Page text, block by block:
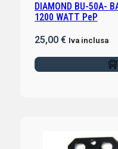
DIAMOND BU-50A- BALUN 1:1 PER DIPOLI 1.7-40 MHz
1200 WATT PeP
25,00 € Iva inclusa